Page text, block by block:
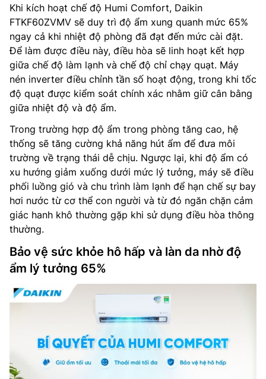
Khi kích hoạt chế độ Humi Comfort, Daikin
FTKF60ZVMV sẽ duy trì độ ẩm xung quanh mức 65%
ngay cả khi nhiệt độ phòng đã đạt đến mức cài đặt.
Để làm được điều này, điều hòa sẽ linh hoạt kết hợp
giữa chế độ làm lạnh và chế độ chỉ chạy quạt. Máy
nén inverter điều chỉnh tần số hoạt động, trong khi tốc
độ quạt được kiểm soát chính xác nhằm giữ cân bằng
giữa nhiệt độ và độ ẩm.
Trong trường hợp độ ẩm trong phòng tăng cao, hệ
thống sẽ tăng cường khả năng hút ẩm để đưa môi
trường về trạng thái dễ chịu. Ngược lại, khi độ ẩm có
xu hướng giảm xuống dưới mức lý tưởng, máy sẽ điều
phối luồng gió và chu trình làm lạnh để hạn chế sự bay
hơi nước từ cơ thể con người và từ đó ngăn chặn cảm
giác hanh khô thường gặp khi sử dụng điều hòa thông
thường.
Bảo vệ sức khỏe hô hấp và làn da nhờ độ
ẩm lý tưởng 65%